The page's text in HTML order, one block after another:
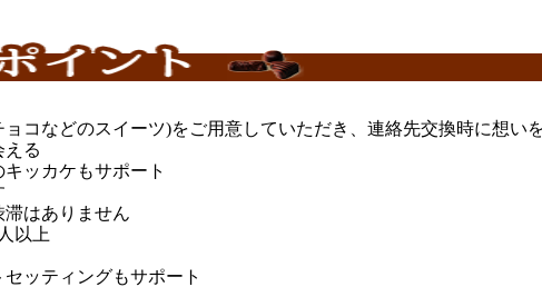
コなどのスイーツ)をご用意していただき、連絡先交換時に想い
える
ッカケもサポート
はありません
以上
ッティングもサポート